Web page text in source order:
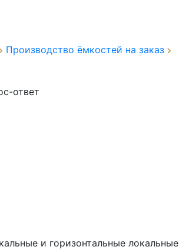
Производство ёмкостей на заказ
ответ
и горизонтальные локальные